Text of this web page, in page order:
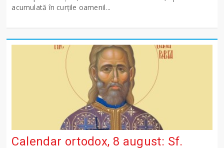
acumulată în curțile oamenil...
Calendar ortodox, 8 august: Sf.